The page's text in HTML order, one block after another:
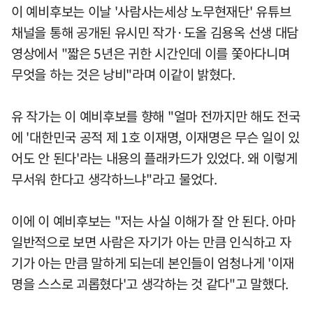
이 예비후보는 이날 '사람사는세상 노무현재단' 유튜브
채널을 통해 공개된 유시민 작가·도올 김용옥 선생 대담
영상에서 "짧은 5년은 귀한 시간인데 이를 쫓아다니며
무엇을 하는 것은 낭비"라며 이같이 밝혔다.
유 작가는 이 예비후보를 향해 "얼마 전까지만 해도 전국
에 '대한민국 공적 제 1호 이재명, 이재명은 무슨 일이 있
어도 안 된다'라는 내용의 플래카드가 있었다. 왜 이렇게
무서워 한다고 생각하느냐"라고 물었다.
이에 이 예비후보는 "저는 사실 이해가 잘 안 된다. 아마
일반적으로 보면 사람은 자기가 아는 만큼 인식하고 자
기가 아는 만큼 말하게 되는데 본인들이 엄청나게 '이재
명을 스스로 괴롭혔다'고 생각하는 것 같다"고 말했다.